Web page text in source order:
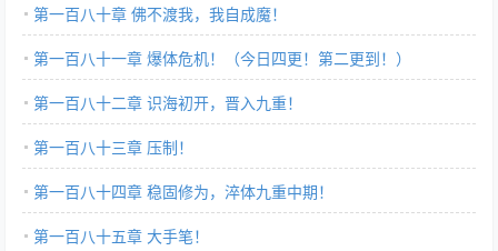
第一百八十章 佛不渡我，我自成魔！
第一百八十一章 爆体危机！（今日四更！第二更到！）
第一百八十二章 识海初开，晋入九重！
第一百八十三章 压制！
第一百八十四章 稳固修为，淬体九重中期！
第一百八十五章 大手笔！